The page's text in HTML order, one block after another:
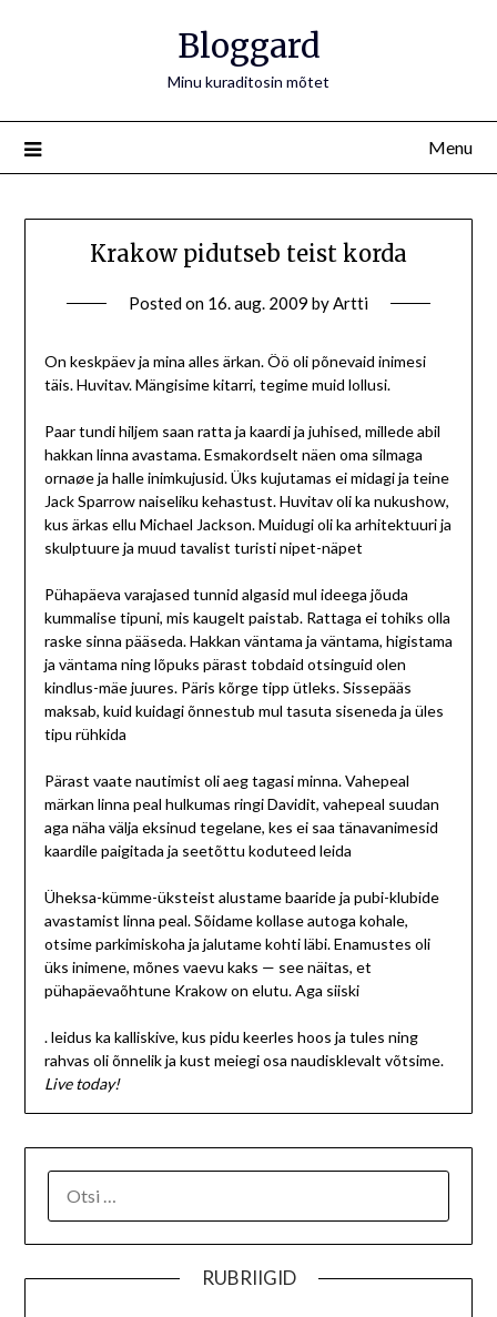
Bloggard
Minu kuraditosin mõtet
Menu
Krakow pidutseb teist korda
Posted on 16. aug. 2009 byArtti
On keskpäev ja mina alles ärkan. Öö oli põnevaid inimesi
täis. Huvitav. Mängisime kitarri, tegime muid lollusi.
Paar tundi hiljem saan ratta ja kaardi ja juhised, millede abil
hakkan linna avastama. Esmakordselt näen oma silmaga
ornaøe ja halle inimkujusid. Üks kujutamas ei midagi ja teine
Jack Sparrow naiseliku kehastust. Huvitav oli ka nukushow,
kus ärkas ellu Michael Jackson. Muidugi oli ka arhitektuuri ja
skulptuure ja muud tavalist turisti nipet-näpet
Pühapäeva varajased tunnid algasid mul ideega jõuda
kummalise tipuni, mis kaugelt paistab. Rattaga ei tohiks olla
raske sinna pääseda. Hakkan väntama ja väntama, higistama
ja väntama ning lõpuks pärast tobdaid otsinguid olen
kindlus-mäe juures. Päris kõrge tipp ütleks. Sissepääs
maksab, kuid kuidagi õnnestub mul tasuta siseneda ja üles
tipu rühkida
Pärast vaate nautimist oli aeg tagasi minna. Vahepeal
märkan linna peal hulkumas ringi Davidit, vahepeal suudan
aga näha välja eksinud tegelane, kes ei saa tänavanimesid
kaardile paigitada ja seetõttu koduteed leida
Üheksa-kümme-üksteist alustame baaride ja pubi-klubide
avastamist linna peal. Sõidame kollase autoga kohale,
otsime parkimiskoha ja jalutame kohti läbi. Enamustes oli
üks inimene, mõnes vaevu kaks — see näitas, et
pühapäevaõhtune Krakow on elutu. Aga siiski
. leidus ka kalliskive, kus pidu keerles hoos ja tules ning
rahvas oli õnnelik ja kust meiegi osa naudisklevalt võtsime.
Live today!
RUBRIIGID